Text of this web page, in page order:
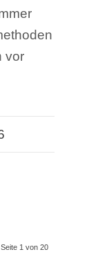
vor
Seite 1 von 20